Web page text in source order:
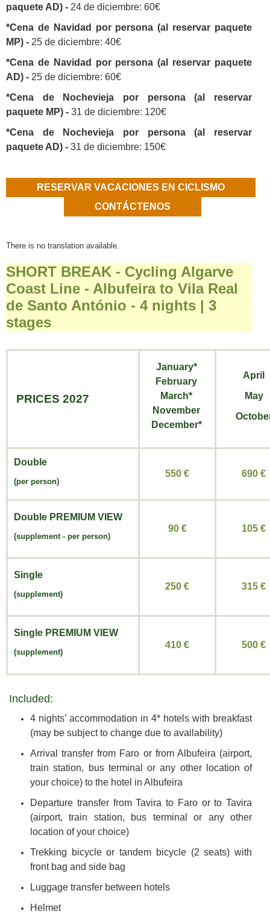
paquete AD) - 24 de diciembre: 60€
*Cena de Navidad por persona (al reservar paquete
MP) - 25 de diciembre: 40€
*Cena de Navidad por persona (al reservar paquete
AD) - 25 de diciembre: 60€
*Cena de Nochevieja por persona (al reservar
paquete MP) - 31 de diciembre: 120€
*Cena de Nochevieja por persona (al reservar
paquete AD) - 31 de diciembre: 150€
RESERVAR VACACIONES EN CICLISMO
CONTÁCTENOS
There is no translation available.
SHORT BREAK - Cycling Algarve
Coast Line - Albufeira to Vila Real
de Santo António - 4 nights | 3
stages
PRICES 2027
January*
February
March*
November
December*
April
May
Double
(per person)
550 € 690 €
Double PREMIUM VIEW
(supplement - per person)
90 € 105 €
Single
(supplement)
250 € 315 €
Single PREMIUM VIEW
(supplement)
410 € 500 €
Included:
4 nights’ accommodation in 4* hotels with breakfast
(may be subject to change due to availability)
Arrival transfer from Faro or from Albufeira (airport,
train station, bus terminal or any other location of
your choice) to the hotel in Albufeira
Departure transfer from Tavira to Faro or to Tavira
(airport, train station, bus terminal or any other
location of your choice)
Trekking bicycle or tandem bicycle (2 seats) with
front bag and side bag
Luggage transfer between hotels
Helmet